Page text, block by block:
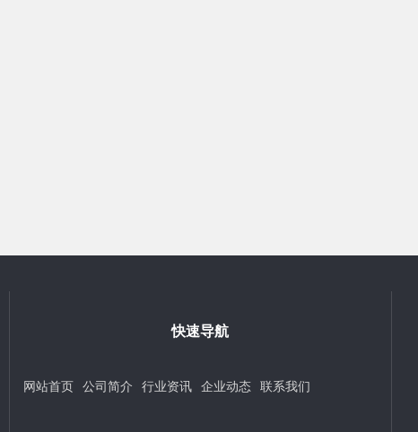
快速导航
网站首页 公司简介 行业资讯 企业动态 联系我们